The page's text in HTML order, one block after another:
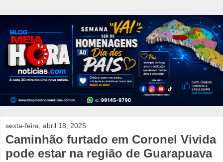
sexta-feira, abril 18, 2025
Caminhão furtado em Coronel Vivida
pode estar na região de Guarapuava